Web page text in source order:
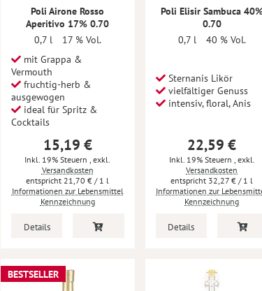
Poli Airone Rosso
Aperitivo 17% 0.70
0,7 l
17 % Vol.
mit Grappa &
Vermouth
fruchtig-herb &
ausgewogen
ideal für Spritz &
Cocktails
15,19 €
Inkl. 19% Steuern, exkl.
Versandkosten
21,70 € / 1 l
Informationen zur Lebensmittel
Kennzeichnung
Details
Poli Elisir Sambuca
0.70
0,7 l
40 % Vol.
Sternanis Likör
vielfältiger Genuss
intensiv, floral, Anis
22,59 €
Inkl. 19% Steuern , exkl.
Versandkosten
32,27 € / 1 l
Informationen zur
Kennzeichnung
Details
BESTSELLER